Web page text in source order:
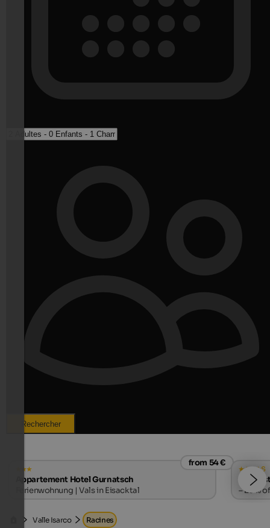
Rechercher
from 54 €
Appartement Hotel Gurnatsch
Ferienwohnung | Vals in Eisacktal
s
– 20%
Valle Isarco Racines